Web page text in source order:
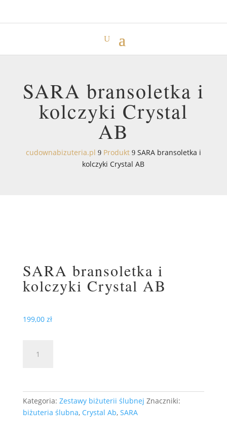
SARA bransoletka i
kolczyki Crystal
AB
cudownabizuteria.pl 9 Produkt 9 SARA bransoletka i
kolczyki Crystal AB
SARA bransoletka i
kolczyki Crystal AB
199,00 zł
SARA
kolczyki
Crystal
AB
Kategoria: Zestawy biżuterii ślubnej Znaczniki:
biżuteria ślubna, Crystal Ab, SARA